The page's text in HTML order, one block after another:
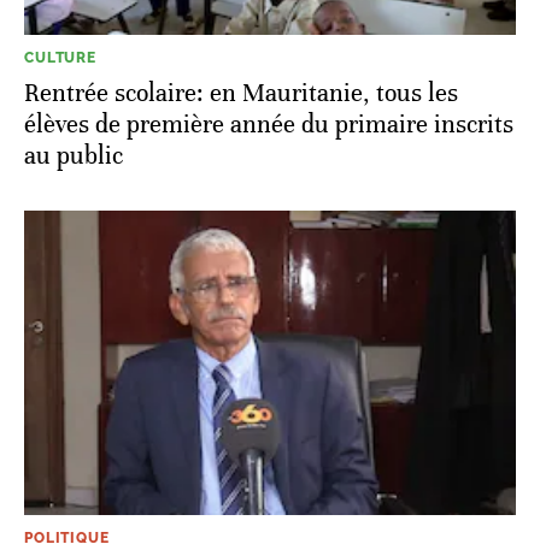
CULTURE
Rentrée scolaire: en Mauritanie, tous les
élèves de première année du primaire inscrits
au public
POLITIQUE